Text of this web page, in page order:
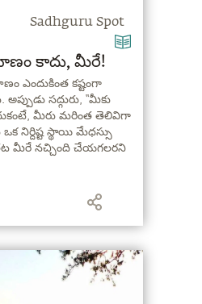
Sadhguru Spot
కాదు, మీరే!
ఎందుకింత కష్టంగా
సద్గురు, “మీకు
నిర్దిష్ట స్థాయి మేధస్సు
మీరే నచ్చింది చేయగలరని